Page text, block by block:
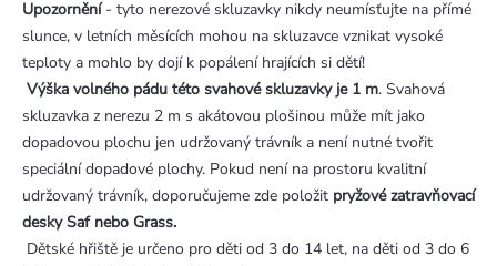
Upozornění- tyto nerezové skluzavky nikdy neumísťujte na přímé
slunce, v letních měsících mohou na skluzavce vznikat vysoké
teploty a mohlo by dojí k popálení hrajících si dětí!
Výška volného pádu této svahové skluzavky je 1 m. Svahová
skluzavka z nerezu 2 m s akátovou plošinou může mít jako
dopadovou plochu jen udržovaný trávník a není nutné tvořit
speciální dopadové plochy. Pokud není na prostoru kvalitní
udržovaný trávník, doporučujeme zde položit pryžové zatravňovací
desky Saf nebo Grass.
Dětské hřiště je určeno pro děti od 3 do 14 let, na děti od 3 do 6